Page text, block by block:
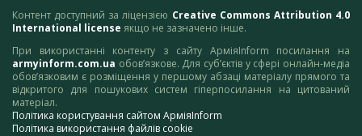
Контент доступний за ліцензією Creative Commons Attribution 4.0
International license якщо не зазначено інше.
При використанні контенту з сайту АрміяInform посилання на
armyinform.com.ua обов’язкове. Для суб’єктів у сфері онлайн-медіа
обов’язковим є розміщення у першому абзаці матеріалу прямого та
відкритого для пошукових систем гіперпосилання на цитований
матеріал.
Політика користування сайтом АрміяInform
Політика використання файлів cookie